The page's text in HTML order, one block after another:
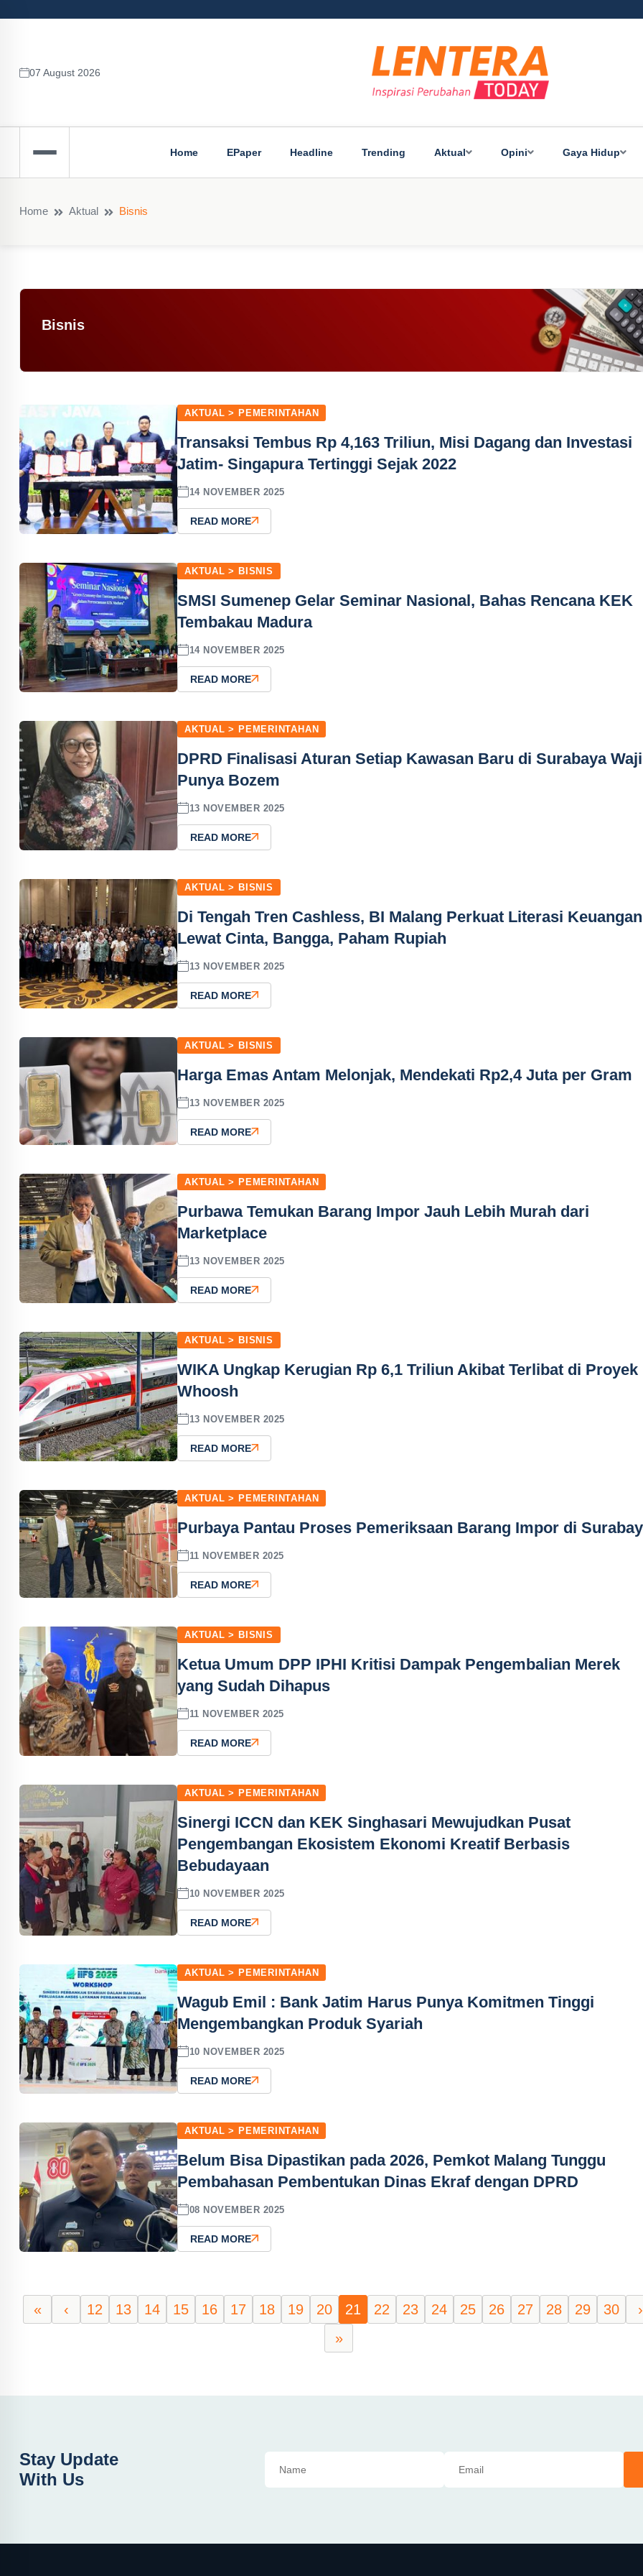
07 August 2026
Home EPaper Headline Trending Aktual Opini Gaya Hidup
Home Aktual Bisnis
Bisnis
AKTUAL > PEMERINTAHAN
Transaksi Tembus Rp 4,163 Triliun, Misi Dagang dan Investasi
Jatim- Singapura Tertinggi Sejak 2022
14 NOVEMBER 2025
READ MORE
AKTUAL > BISNIS
SMSI Sumenep Gelar Seminar Nasional, Bahas Rencana KEK
Tembakau Madura
14 NOVEMBER 2025
READ MORE
AKTUAL > PEMERINTAHAN
DPRD Finalisasi Aturan Setiap Kawasan Baru di Surabaya
Punya Bozem
13 NOVEMBER 2025
READ MORE
AKTUAL > BISNIS
Di Tengah Tren Cashless, BI Malang Perkuat Literasi Keuangan
Lewat Cinta, Bangga, Paham Rupiah
13 NOVEMBER 2025
READ MORE
AKTUAL > BISNIS
Harga Emas Antam Melonjak, Mendekati Rp2,4 Juta per Gram
13 NOVEMBER 2025
READ MORE
AKTUAL > PEMERINTAHAN
Purbawa Temukan Barang Impor Jauh Lebih Murah dari
Marketplace
13 NOVEMBER 2025
READ MORE
AKTUAL > BISNIS
WIKA Ungkap Kerugian Rp 6,1 Triliun Akibat Terlibat di Proyek
Whoosh
13 NOVEMBER 2025
READ MORE
AKTUAL > PEMERINTAHAN
Purbaya Pantau Proses Pemeriksaan Barang Impor di
11 NOVEMBER 2025
READ MORE
AKTUAL > BISNIS
Ketua Umum DPP IPHI Kritisi Dampak Pengembalian Merek
yang Sudah Dihapus
11 NOVEMBER 2025
READ MORE
AKTUAL > PEMERINTAHAN
Sinergi ICCN dan KEK Singhasari Mewujudkan Pusat
Pengembangan Ekosistem Ekonomi Kreatif Berbasis
Bebudayaan
10 NOVEMBER 2025
READ MORE
AKTUAL > PEMERINTAHAN
Wagub Emil : Bank Jatim Harus Punya Komitmen Tinggi
Mengembangkan Produk Syariah
10 NOVEMBER 2025
READ MORE
AKTUAL > PEMERINTAHAN
Belum Bisa Dipastikan pada 2026, Pemkot Malang Tunggu
Pembahasan Pembentukan Dinas Ekraf dengan DPRD
08 NOVEMBER 2025
READ MORE
« ‹ 12 13 14 15 16 17 18 19 20 21 22 23 24 25 26 27 28 29 30
›
»
Stay Update
With Us